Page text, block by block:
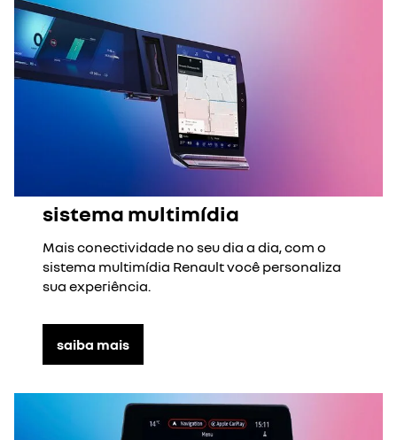
sistema multimídia
Mais conectividade no seu dia a dia, com o
sistema multimídia Renault você personaliza
sua experiência.
saiba mais